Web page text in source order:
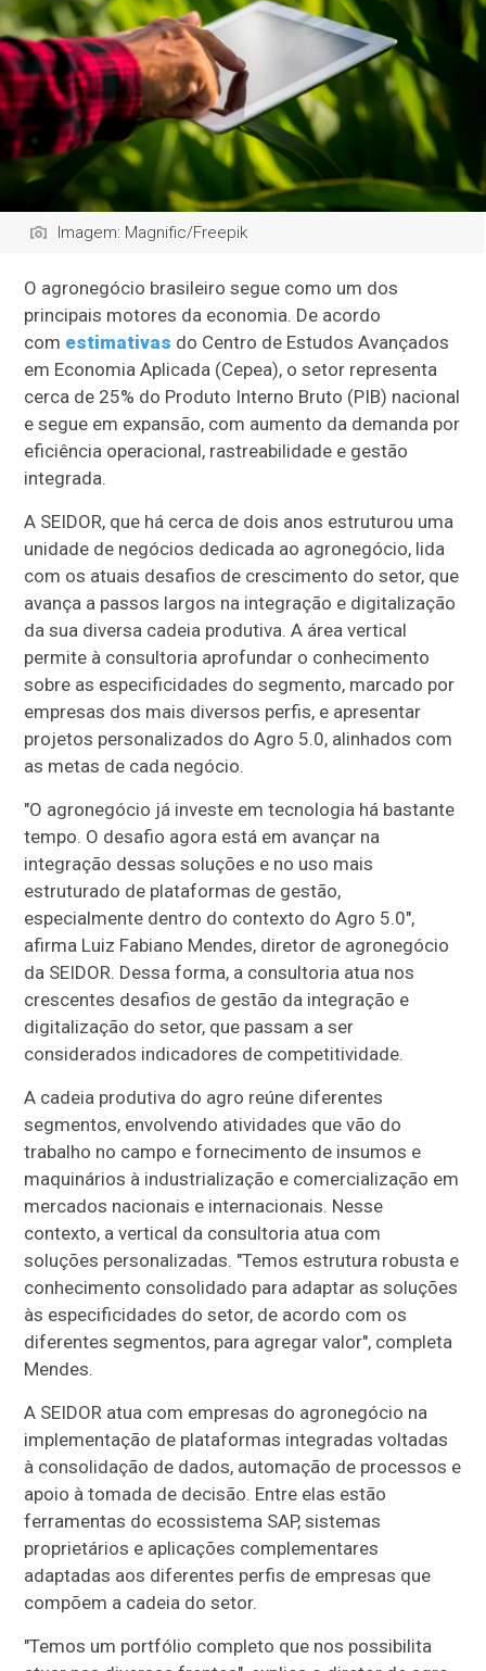
Imagem: Magnific/Freepik
O agronegócio brasileiro segue como um dos
principais motores da economia. De acordo
com estimativas do Centro de Estudos Avançados
em Economia Aplicada (Cepea), o setor representa
cerca de 25% do Produto Interno Bruto (PIB) nacional
e segue em expansão, com aumento da demanda por
eficiência operacional, rastreabilidade e gestão
integrada.
A SEIDOR, que há cerca de dois anos estruturou uma
unidade de negócios dedicada ao agronegócio, lida
com os atuais desafios de crescimento do setor, que
avança a passos largos na integração e digitalização
da sua diversa cadeia produtiva. A área vertical
permite à consultoria aprofundar o conhecimento
sobre as especificidades do segmento, marcado por
empresas dos mais diversos perfis, e apresentar
projetos personalizados do Agro 5.0, alinhados com
as metas de cada negócio.
"O agronegócio já investe em tecnologia há bastante
tempo. O desafio agora está em avançar na
integração dessas soluções e no uso mais
estruturado de plataformas de gestão,
especialmente dentro do contexto do Agro 5.0",
afirma Luiz Fabiano Mendes, diretor de agronegócio
da SEIDOR. Dessa forma, a consultoria atua nos
crescentes desafios de gestão da integração e
digitalização do setor, que passam a ser
considerados indicadores de competitividade.
A cadeia produtiva do agro reúne diferentes
segmentos, envolvendo atividades que vão do
trabalho no campo e fornecimento de insumos e
maquinários à industrialização e comercialização em
mercados nacionais e internacionais. Nesse
contexto, a vertical da consultoria atua com
soluções personalizadas. "Temos estrutura robusta e
conhecimento consolidado para adaptar as soluções
às especificidades do setor, de acordo com os
diferentes segmentos, para agregar valor", completa
Mendes.
A SEIDOR atua com empresas do agronegócio na
implementação de plataformas integradas voltadas
à consolidação de dados, automação de processos e
apoio à tomada de decisão. Entre elas estão
ferramentas do ecossistema SAP, sistemas
proprietários e aplicações complementares
adaptadas aos diferentes perfis de empresas que
compõem a cadeia do setor.
"Temos um portfólio completo que nos possibilita